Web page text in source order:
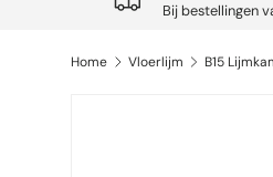
Bij bestellingen
Home Vloerlijm B15